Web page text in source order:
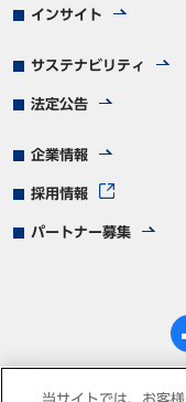
インサイト
サステナビリティ
法定公告
企業情報
採用情報
パートナー募集